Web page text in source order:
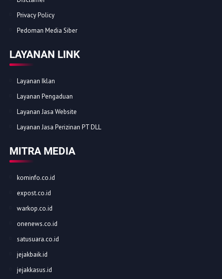
Privacy Policy
Pedoman Media Siber
LAYANAN LINK
Layanan Iklan
Layanan Pengaduan
Layanan Jasa Website
Layanan Jasa Perizinan PT DLL
MITRA MEDIA
kominfo.co.id
expost.co.id
warkop.co.id
onenews.co.id
satusuara.co.id
jejakbaik.id
jejakkasus.id